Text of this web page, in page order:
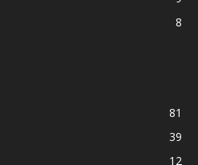
8
81
39
12